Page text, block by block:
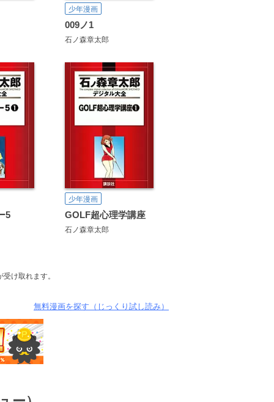
少年漫画
009ノ1
石ノ森章太郎
5
少年漫画
GOLF超心理学講座
石ノ森章太郎
け取れます。
無料漫画を探す（じっくり試し読み）